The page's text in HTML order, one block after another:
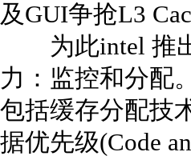
及GUI争抢L3
为此intel 推出
力：监控和分配
包括缓存分配技
据优先级(Code